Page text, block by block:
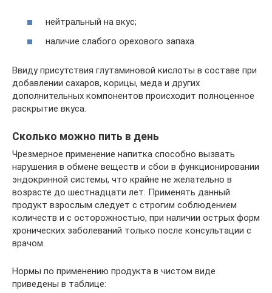
нейтральный на вкус;
наличие слабого орехового запаха.
Ввиду присутствия глутаминовой кислоты в составе при
добавлении сахаров, корицы, меда и других
дополнительных компонентов происходит полноценное
раскрытие вкуса.
Сколько можно пить в день
Чрезмерное применение напитка способно вызвать
нарушения в обмене веществ и сбои в функционировании
эндокринной системы, что крайне не желательно в
возрасте до шестнадцати лет. Применять данный
продукт взрослым следует с строгим соблюдением
количеств и с осторожностью, при наличии острых форм
хронических заболеваний только после консультации с
врачом.
Нормы по применению продукта в чистом виде
приведены в таблице: